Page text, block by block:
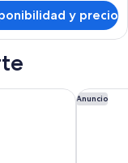
y precio
Anuncio